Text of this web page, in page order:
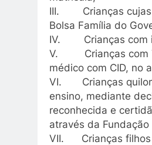
III. Crianças cujas
Bolsa Família do
IV. Crianças com
V. Crianças com
médico com CID, no
VI. Crianças
ensino, mediante
reconhecida e
através da
VII. Crianças filhos